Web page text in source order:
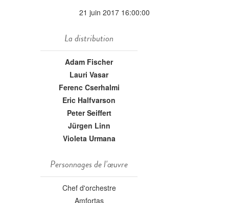
21 juin 2017 16:00:00
La distribution
Adam Fischer
Lauri Vasar
Ferenc Cserhalmi
Eric Halfvarson
Peter Seiffert
Jürgen Linn
Violeta Urmana
Personnages de l'œuvre
Chef d'orchestre
Amfortas